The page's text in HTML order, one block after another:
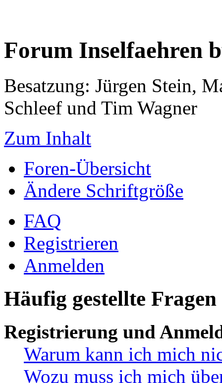
Forum Inselfaehren
Besatzung: Jürgen Stein,
Schleef und Tim Wagner
Zum Inhalt
Foren-Übersicht
Ändere Schriftgröße
FAQ
Registrieren
Anmelden
Häufig gestellte Fragen
Registrierung und
Warum kann ich mich
Wozu muss ich mich